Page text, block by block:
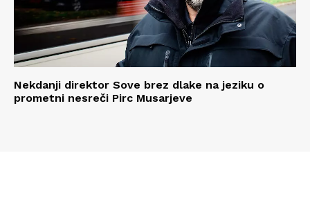
Nekdanji direktor Sove brez dlake na jeziku o
prometni nesreči Pirc Musarjeve